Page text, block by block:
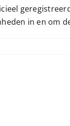
in en om